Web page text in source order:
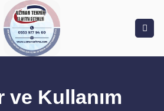
ve Kullanım